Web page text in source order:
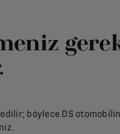
böylece DS